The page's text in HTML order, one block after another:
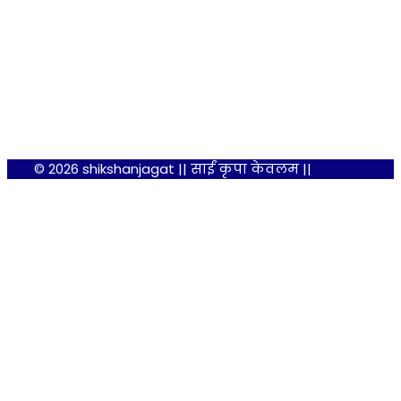
© 2026 shikshanjagat || साईं कृपा केवलम ||